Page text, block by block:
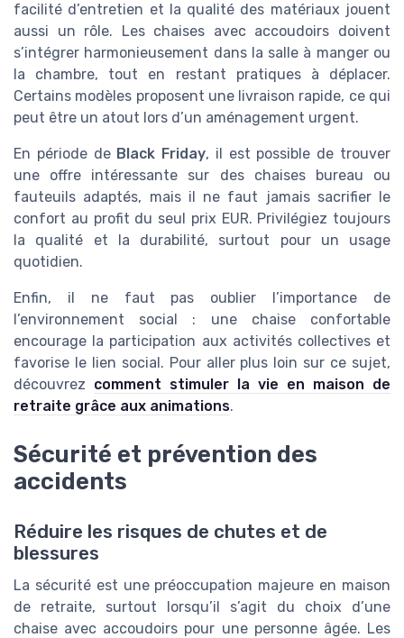
facilité d’entretien et la qualité des matériaux jouent
aussi un rôle. Les chaises avec accoudoirs doivent
s’intégrer harmonieusement dans la salle à manger ou
la chambre, tout en restant pratiques à déplacer.
Certains modèles proposent une livraison rapide, ce qui
peut être un atout lors d’un aménagement urgent.
En période de Black Friday, il est possible de trouver
une offre intéressante sur des chaises bureau ou
fauteuils adaptés, mais il ne faut jamais sacrifier le
confort au profit du seul prix EUR. Privilégiez toujours
la qualité et la durabilité, surtout pour un usage
quotidien.
Enfin, il ne faut pas oublier l’importance de
l’environnement social : une chaise confortable
encourage la participation aux activités collectives et
favorise le lien social. Pour aller plus loin sur ce sujet,
découvrez comment stimuler la vie en maison de
retraite grâce aux animations.
Sécurité et prévention des
accidents
Réduire les risques de chutes et de
blessures
La sécurité est une préoccupation majeure en maison
de retraite, surtout lorsqu’il s’agit du choix d’une
chaise avec accoudoirs pour une personne âgée. Les